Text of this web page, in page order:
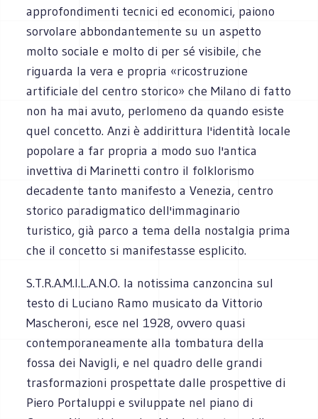
approfondimenti tecnici ed economici, paiono
sorvolare abbondantemente su un aspetto
molto sociale e molto di per sé visibile, che
riguarda la vera e propria «ricostruzione
artificiale del centro storico» che Milano di fatto
non ha mai avuto, perlomeno da quando esiste
quel concetto. Anzi è addirittura l'identità locale
popolare a far propria a modo suo l'antica
invettiva di Marinetti contro il folklorismo
decadente tanto manifesto a Venezia, centro
storico paradigmatico dell'immaginario
turistico, già parco a tema della nostalgia prima
che il concetto si manifestasse esplicito.
S.T.R.A.M.I.L.A.N.O. la notissima canzoncina sul
testo di Luciano Ramo musicato da Vittorio
Mascheroni, esce nel 1928, ovvero quasi
contemporaneamente alla tombatura della
fossa dei Navigli, e nel quadro delle grandi
trasformazioni prospettate dalle prospettive di
Piero Portaluppi e sviluppate nel piano di